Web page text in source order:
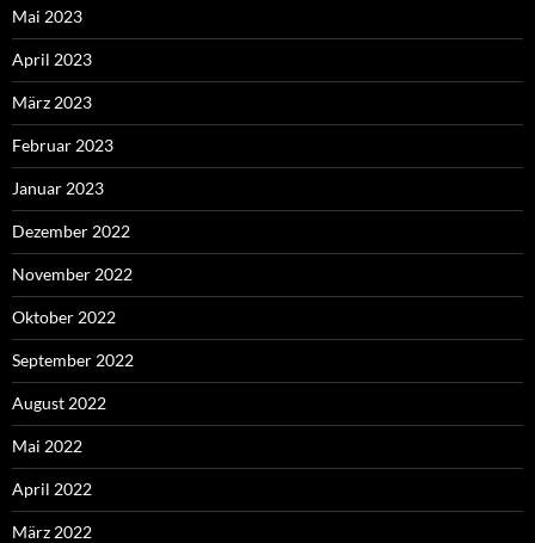
Mai 2023
April 2023
März 2023
Februar 2023
Januar 2023
Dezember 2022
November 2022
Oktober 2022
September 2022
August 2022
Mai 2022
April 2022
März 2022